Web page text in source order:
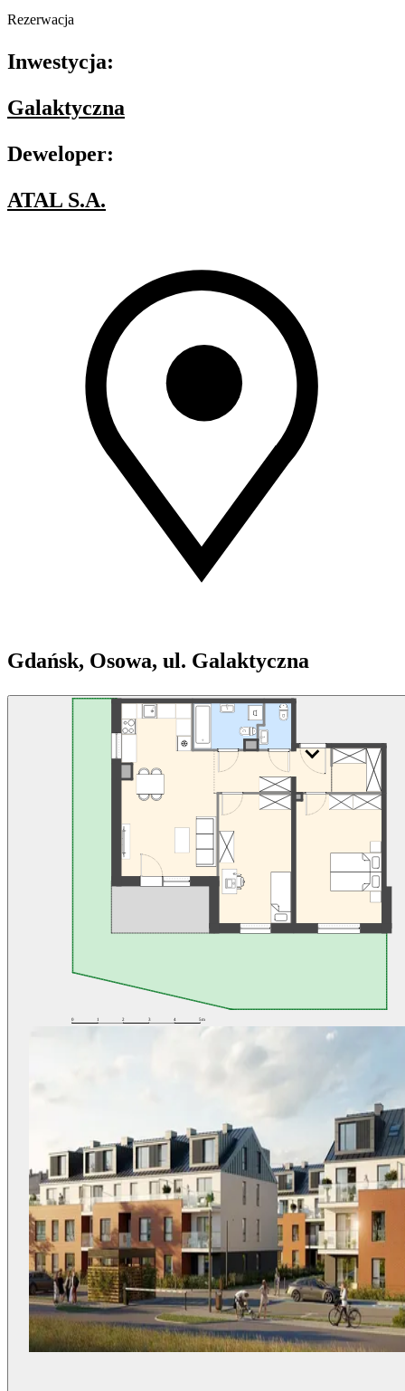
Rezerwacja
Inwestycja:
Galaktyczna
Deweloper:
ATAL S.A.
Gdańsk, Osowa, ul. Galaktyczna